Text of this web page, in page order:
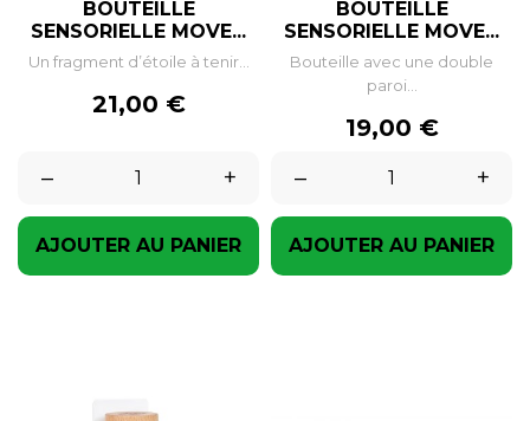
BOUTEILLE
SENSORIELLE MOVE...
Un fragment d’étoile à tenir...
Prix
21,00 €
– +
AJOUTER AU PANIER
BOUTEILLE
SENSORIELLE MOVE...
Bouteille avec une double
paroi...
Prix
19,00 €
–
+
AJOUTER AU PANIER